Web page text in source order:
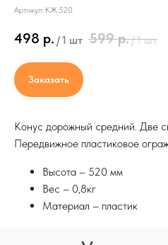
Артикул: КЖ.520
498 р. /1 шт 599 р./1 шт
Заказать
Конус дорожный средний. Две
Передвижное пластиковое
Высота – 520 мм
Вес – 0,8кг
Материал – пластик
Условия доставки
по ЛО - от 3500р.
по Санкт-Петербургу - от
Санкт-Петербургу
При заказе от 5 млн
Стоимость доставки